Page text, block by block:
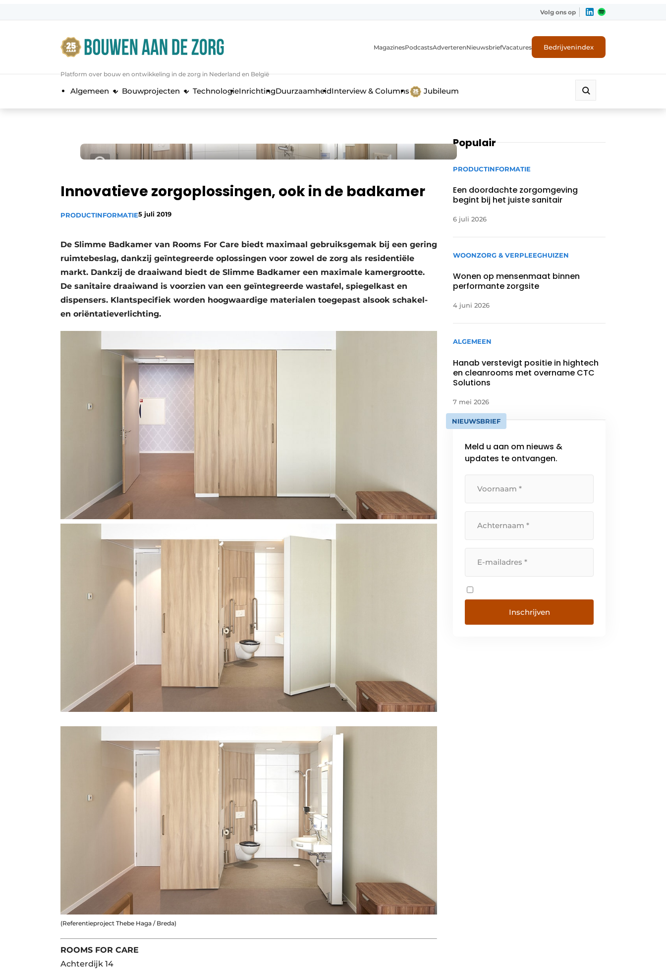
Algemene voorwaarden
Jaarboek
Nieuwsbrief
Podcasts
Vacature aanmelden
Vacatures
Video’s
Volg ons op
Platform over bouw en ontwikkeling in de zorg in Nederland en België
MagazinesPodcastsAdverterenNieuwsbriefVacatures Bedrijvenindex
Algemeen Bouwprojecten TechnologieInrichtingDuurzaamheidInterview & Columns Jubileum
Innovatieve zorgoplossingen, ook in de badkamer
PRODUCTINFORMATIE5 juli 2019
De Slimme Badkamer van Rooms For Care biedt maximaal gebruiksgemak bij een gering
ruimtebeslag, dankzij geïntegreerde oplossingen voor zowel de zorg als residentiële
markt. Dankzij de draaiwand biedt de Slimme Badkamer een maximale kamergrootte.
De sanitaire draaiwand is voorzien van een geïntegreerde wastafel, spiegelkast en
dispensers. Klantspecifiek worden hoogwaardige materialen toegepast alsook schakel-
en oriëntatieverlichting.
(Referentieproject Thebe Haga / Breda)
ROOMS FOR CARE
Achterdijk 14
Populair
PRODUCTINFORMATIE
Een doordachte zorgomgeving
begint bij het juiste sanitair
6 juli 2026
WOONZORG & VERPLEEGHUIZEN
Wonen op mensenmaat binnen
performante zorgsite
4 juni 2026
ALGEMEEN
Hanab verstevigt positie in hightech
en cleanrooms met overname CTC
Solutions
7 mei 2026
NIEUWSBRIEF
Meld u aan om nieuws &
updates te ontvangen.